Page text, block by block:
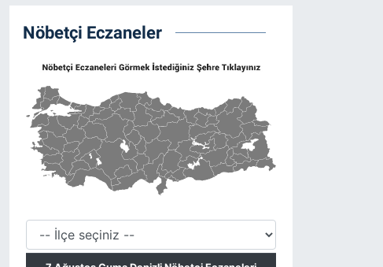
Nöbetçi Eczaneler